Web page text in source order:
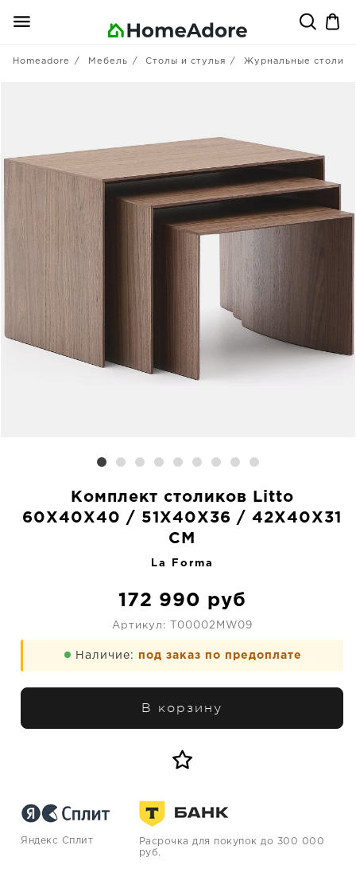
Homeadore Мебель Столы и стулья Журнальные столики
Комплект столиков Litto
60X40X40 / 51X40X36 / 42X40X31
CM
La Forma
172 990 руб
Артикул: T00002MW09
Наличие: под заказ по предоплате
В корзину
Яндекс Сплит
Расрочка для покупок до 300 000
руб.